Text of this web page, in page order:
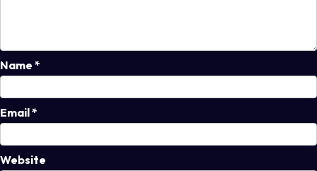
Name *
Email*
Website